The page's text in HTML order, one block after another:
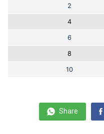
2
4
6
8
10
Share